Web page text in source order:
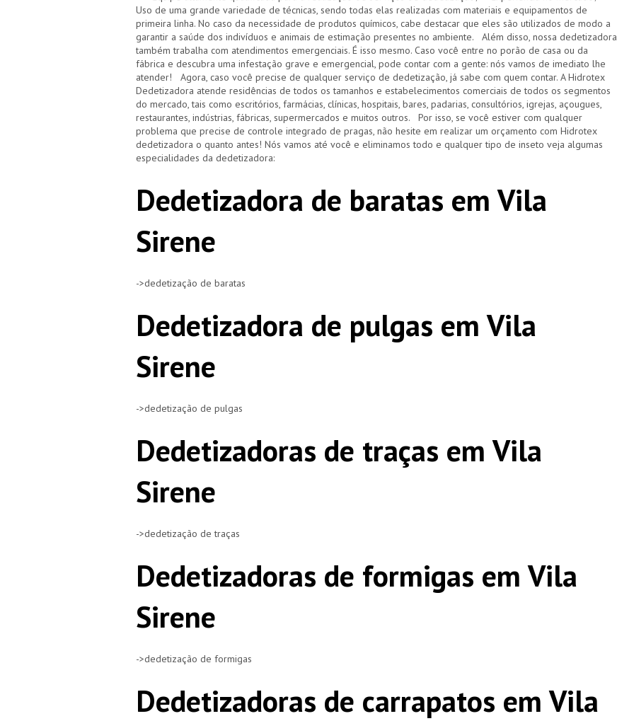
Uso de uma grande variedade de técnicas, sendo todas elas realizadas com materiais e equipamentos de
primeira linha. No caso da necessidade de produtos químicos, cabe destacar que eles são utilizados de modo a
garantir a saúde dos indivíduos e animais de estimação presentes no ambiente. Além disso, nossa dedetizadora
também trabalha com atendimentos emergenciais. É isso mesmo. Caso você entre no porão de casa ou da
fábrica e descubra uma infestação grave e emergencial, pode contar com a gente: nós vamos de imediato lhe
atender! Agora, caso você precise de qualquer serviço de dedetização, já sabe com quem contar. A Hidrotex
Dedetizadora atende residências de todos os tamanhos e estabelecimentos comerciais de todos os segmentos
do mercado, tais como escritórios, farmácias, clínicas, hospitais, bares, padarias, consultórios, igrejas, açougues,
restaurantes, indústrias, fábricas, supermercados e muitos outros. Por isso, se você estiver com qualquer
problema que precise de controle integrado de pragas, não hesite em realizar um orçamento com Hidrotex
dedetizadora o quanto antes! Nós vamos até você e eliminamos todo e qualquer tipo de inseto veja algumas
especialidades da dedetizadora:
Dedetizadora de baratas em Vila
Sirene
->dedetização de baratas
Dedetizadora de pulgas em Vila
Sirene
->dedetização de pulgas
Dedetizadoras de traças em Vila
Sirene
->dedetização de traças
Dedetizadoras de formigas em Vila
Sirene
->dedetização de formigas
Dedetizadoras de carrapatos em Vila